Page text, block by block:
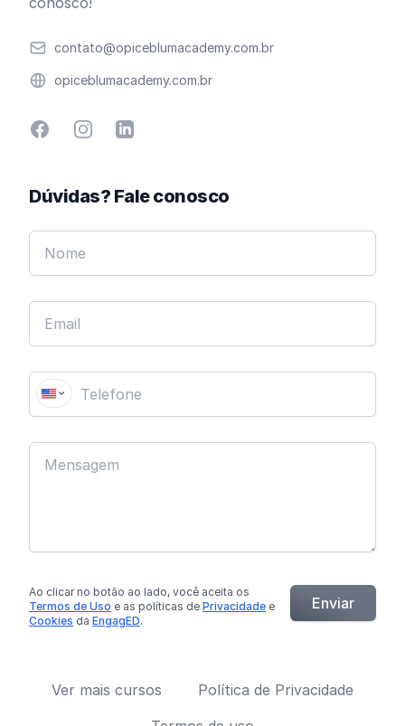
Emailcontato@opiceblumacademy.com.br
Websiteopiceblumacademy.com.br
FacebookInstagramLinkedin
Dúvidas? Fale conosco
Ao clicar no botão ao lado, você aceita os
Termos de Uso e as políticas de Privacidade e
Cookies da EngagED.
Enviar
Ver mais cursos
Política de Privacidade